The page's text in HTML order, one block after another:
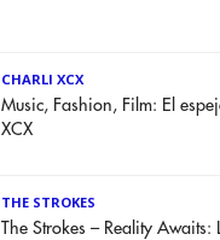
CHARLI XCX
Music, Fashion, Film: El
XCX
THE STROKES
The Strokes – Reality Awaits: